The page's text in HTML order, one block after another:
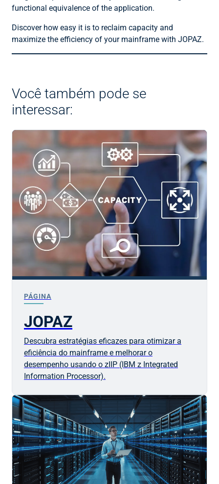
functional equivalence of the application.
Discover how easy it is to reclaim capacity and
maximize the efficiency of your mainframe with JOPAZ.
Você também pode se
interessar:
PÁGINA
JOPAZ
Descubra estratégias eficazes para otimizar a
eficiência do mainframe e melhorar o
desempenho usando o zIIP (IBM z Integrated
Information Processor).